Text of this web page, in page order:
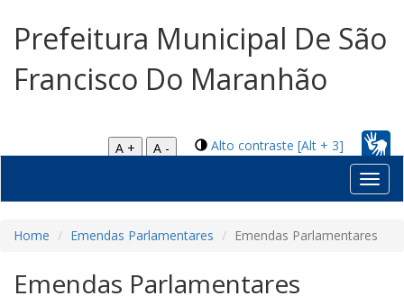
Prefeitura Municipal De São
Francisco Do Maranhão
Alto contraste [Alt + 3]
A +
A -
Home Emendas Parlamentares Emendas Parlamentares
Emendas Parlamentares